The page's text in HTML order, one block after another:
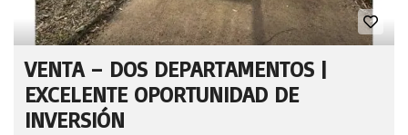
VENTA – DOS DEPARTAMENTOS |
EXCELENTE OPORTUNIDAD DE
INVERSIÓN